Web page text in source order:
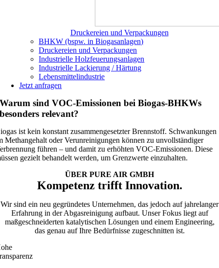
Druckereien und Verpackungen
BHKW (bspw. in Biogasanlagen)
Druckereien und Verpackungen
Industrielle Holzfeuerungsanlagen
Industrielle Lackierung / Härtung
Lebensmittelindustrie
Jetzt anfragen
Warum sind VOC-Emissionen bei Biogas-BHKWs
besonders relevant?
ist kein konstant zusammengesetzter Brennstoff. Schwankungen
Methangehalt oder Verunreinigungen können zu unvollständiger
führen – und damit zu erhöhten VOC-Emissionen. Diese
gezielt behandelt werden, um Grenzwerte einzuhalten.
ÜBER PURE AIR GMBH
Kompetenz trifft Innovation.
Wir sind ein neu gegründetes Unternehmen, das jedoch auf jahrelanger
Erfahrung in der Abgasreinigung aufbaut. Unser Fokus liegt auf
maßgeschneiderten katalytischen Lösungen und einem Engineering,
das genau auf Ihre Bedürfnisse zugeschnitten ist.